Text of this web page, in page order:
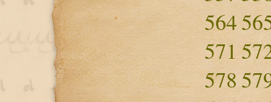
564
571
578